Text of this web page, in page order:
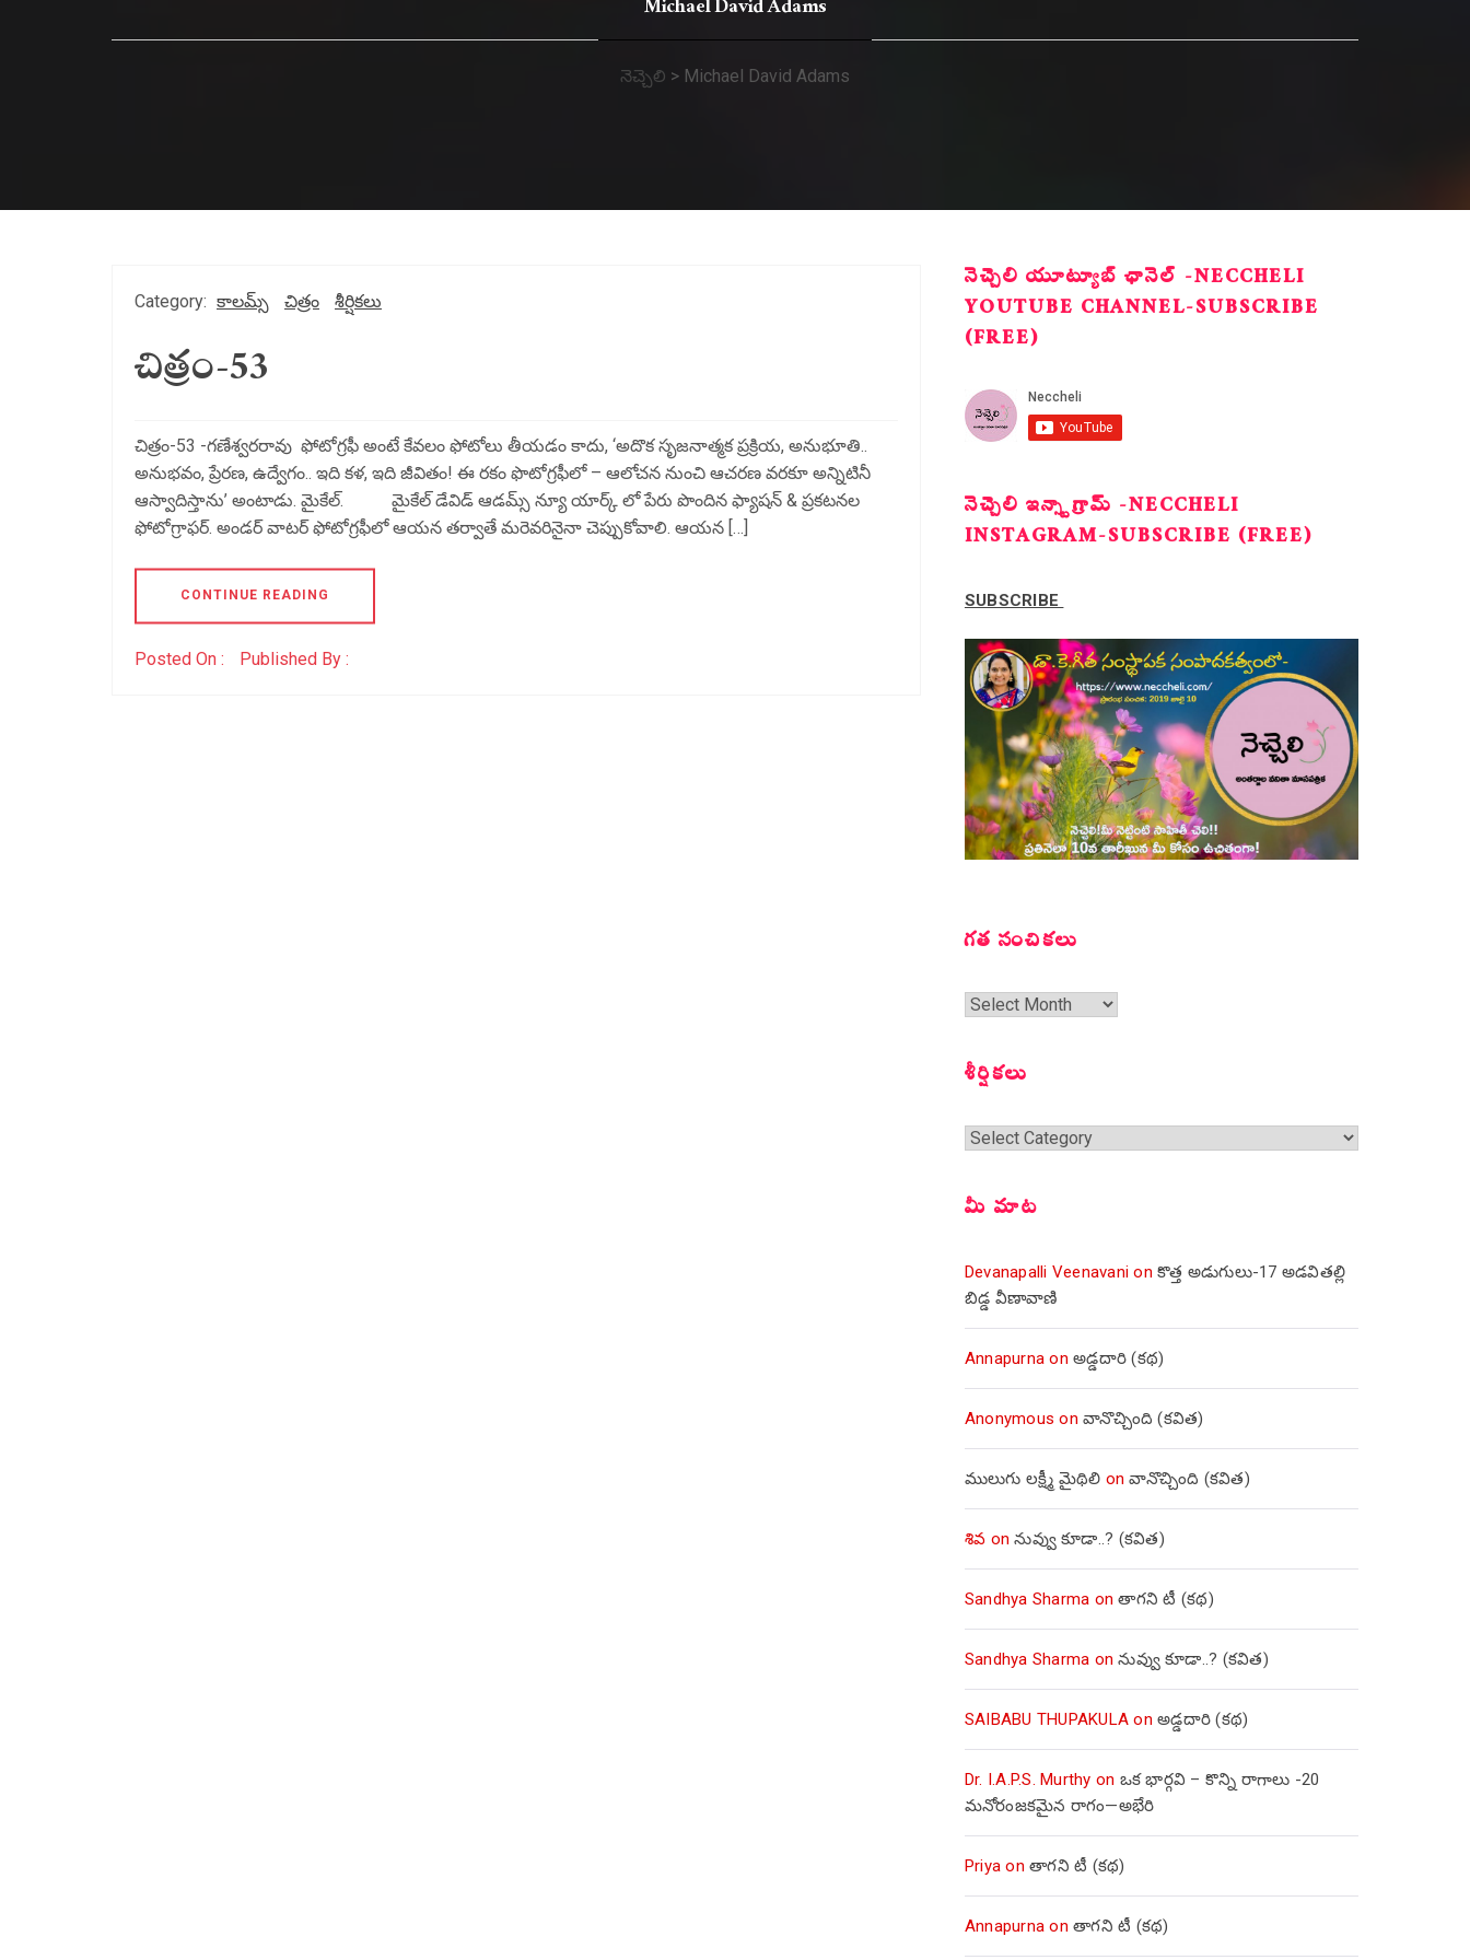
Michael David Adams
నెచ్చెలి > Michael David Adams
Category: కాలమ్స్ చిత్రం శీర్షికలు
చిత్రం-53
చిత్రం-53 -గణేశ్వరరావు ఫోటోగ్రఫీ అంటే కేవలం ఫోటోలు తీయడం కాదు, ‘అదొక సృజనాత్మక ప్రక్రియ, అనుభూతి..
అనుభవం, ప్రేరణ, ఉద్వేగం.. ఇది కళ, ఇది జీవితం! ఈ రకం ఫొటోగ్రఫీలో – ఆలోచన నుంచి ఆచరణ వరకూ అన్నిటినీ
ఆస్వాదిస్తాను’ అంటాడు. మైకేల్. మైకేల్ డేవిడ్ ఆడమ్స్ న్యూ యార్క్ లో పేరు పొందిన ఫ్యాషన్ & ప్రకటనల
ఫోటోగ్రాఫర్. అండర్ వాటర్ ఫోటోగ్రఫీలో ఆయన తర్వాతే మరెవరినైనా చెప్పుకోవాలి. ఆయన […]
CONTINUE READING
Posted On : Published By :
నెచ్చెలి యూట్యూబ్ ఛానెల్ -NECCHELI
YOUTUBE CHANNEL-SUBSCRIBE
(FREE)
నెచ్చెలి ఇన్స్టాగ్రామ్ -NECCHELI
INSTAGRAM-SUBSCRIBE (FREE)
SUBSCRIBE
గత సంచికలు
గత
శీర్షికలు
శీర్షికలు
మీ మాట
Devanapalli Veenavani onకొత్త అడుగులు-17 అడవితల్లి
బిడ్డ వీణావాణి
Annapurna onఅడ్డదారి (కథ)
Anonymous onవానొచ్చింది (కవిత)
ములుగు లక్ష్మీ మైథిలి onవానొచ్చింది (కవిత)
శివ onనువ్వు కూడా..? (కవిత)
Sandhya Sharma onతాగని టీ (కథ)
Sandhya Sharma onనువ్వు కూడా..? (కవిత)
SAIBABU THUPAKULA onఅడ్డదారి (కథ)
Dr. I.A.P.S. Murthy on ఒక భార్గవి – కొన్ని రాగాలు -20
మనోరంజకమైన రాగం—అభేరి
Priya onతాగని టీ (కథ)
Annapurna onతాగని టీ (కథ)